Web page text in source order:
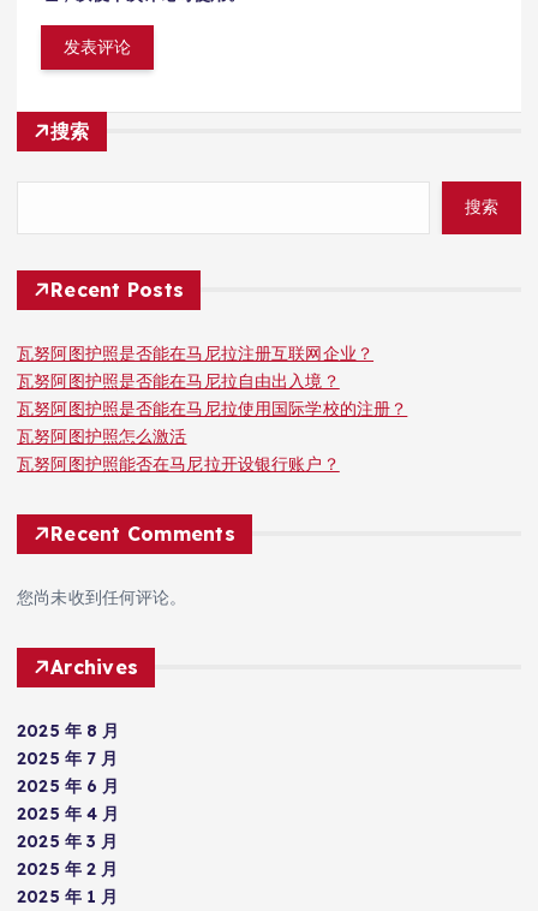
搜索
搜索
Recent Posts
瓦努阿图护照是否能在马尼拉注册互联网企业？
瓦努阿图护照是否能在马尼拉自由出入境？
瓦努阿图护照是否能在马尼拉使用国际学校的注册？
瓦努阿图护照怎么激活
瓦努阿图护照能否在马尼拉开设银行账户？
Recent Comments
您尚未收到任何评论。
Archives
2025 年 8 月
2025 年 7 月
2025 年 6 月
2025 年 4 月
2025 年 3 月
2025 年 2 月
2025 年 1 月